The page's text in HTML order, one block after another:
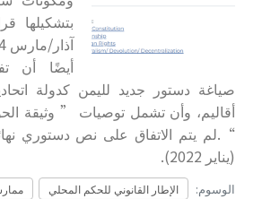
أيضًا أن
صياغة دستور جديد لليمن كدولة
أقاليم، وأن تشمل توصيات ” وثيقة
“.لم يتم الاتفاق على نص دستوري
(يناير 2022).
الوسوم: الإطار القانوني للحكم المحلي